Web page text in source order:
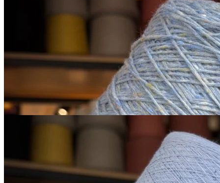
бледно-васильковый с
650
Купить
В наличии 735 гр
Микропайетки на хлопке
хлопок 90%, пайетки 10%
1600 м/100 г
светлый бледно-
васильковый